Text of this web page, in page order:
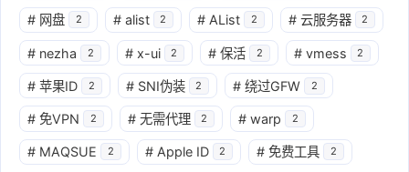
# 网盘 2 # alist 2 # AList 2 # 云服务器 2
# nezha 2 # x-ui 2 # 保活 2 # vmess 2
# 苹果ID 2 # SNI伪装 2 # 绕过GFW 2
# 免VPN 2 # 无需代理 2 # warp 2
# MAQSUE 2 # Apple ID 2 # 免费工具 2